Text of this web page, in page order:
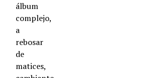
álbum
complejo,
a
rebosar
de
matices,